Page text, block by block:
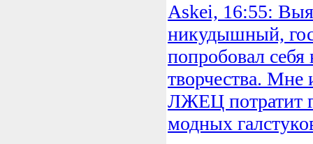
Askei, 16:55:
никудышный,
попробовал себя
творчества. Мне
ЛЖЕЦ потратит
модных